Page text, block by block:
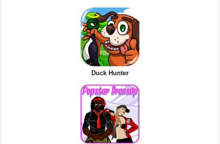
Duck Hunter